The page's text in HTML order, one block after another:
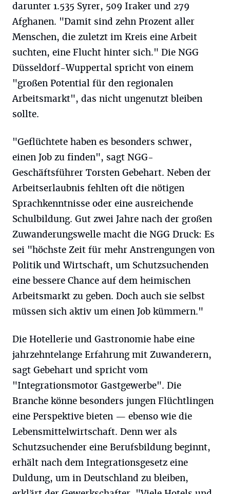
darunter 1.535 Syrer, 509 Iraker und 279
Afghanen. "Damit sind zehn Prozent aller
Menschen, die zuletzt im Kreis eine Arbeit
suchten, eine Flucht hinter sich." Die NGG
Düsseldorf-Wuppertal spricht von einem
"großen Potential für den regionalen
Arbeitsmarkt", das nicht ungenutzt bleiben
sollte.
"Geflüchtete haben es besonders schwer,
einen Job zu finden", sagt NGG-
Geschäftsführer Torsten Gebehart. Neben der
Arbeitserlaubnis fehlten oft die nötigen
Sprachkenntnisse oder eine ausreichende
Schulbildung. Gut zwei Jahre nach der großen
Zuwanderungswelle macht die NGG Druck: Es
sei "höchste Zeit für mehr Anstrengungen von
Politik und Wirtschaft, um Schutzsuchenden
eine bessere Chance auf dem heimischen
Arbeitsmarkt zu geben. Doch auch sie selbst
müssen sich aktiv um einen Job kümmern."
Die Hotellerie und Gastronomie habe eine
jahrzehntelange Erfahrung mit Zuwanderern,
sagt Gebehart und spricht vom
"Integrationsmotor Gastgewerbe". Die
Branche könne besonders jungen Flüchtlingen
eine Perspektive bieten — ebenso wie die
Lebensmittelwirtschaft. Denn wer als
Schutzsuchender eine Berufsbildung beginnt,
erhält nach dem Integrationsgesetz eine
Duldung, um in Deutschland zu bleiben,